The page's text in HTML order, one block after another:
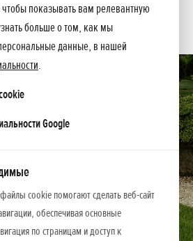
чтобы показывать вам релевантную
больше о том, как мы
данные, в нашей
.
Googleopens in a new tab
cookie помогают сделать веб-сайт
обеспечивая основные
по страницам и доступ к